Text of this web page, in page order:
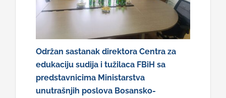
Održan sastanak direktora Centra za
edukaciju sudija i tužilaca FBiH sa
predstavnicima Ministarstva
unutrašnjih poslova Bosansko-